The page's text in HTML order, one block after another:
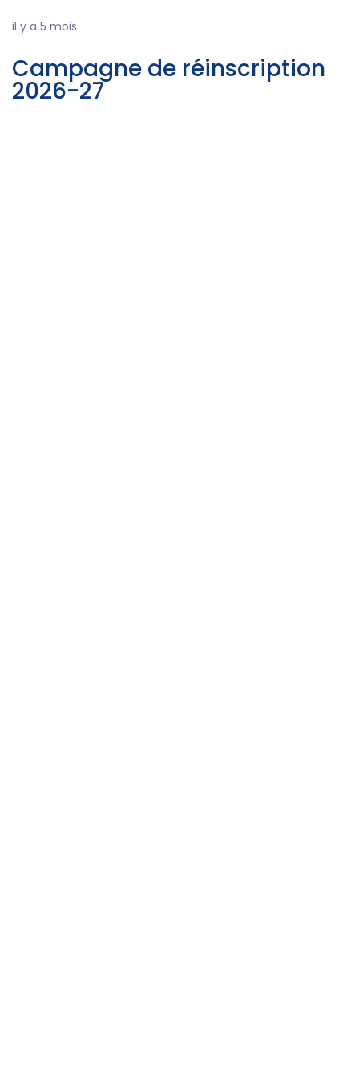
il y a 5 mois
Campagne de réinscription
2026-27